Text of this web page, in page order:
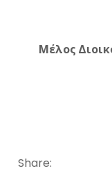
Μέλος
Share: